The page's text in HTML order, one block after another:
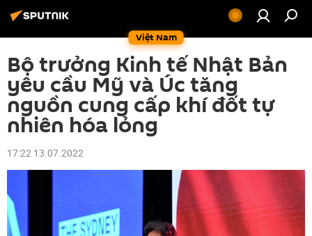
Việt Nam
Bộ trưởng Kinh tế Nhật Bản
yêu cầu Mỹ và Úc tăng
nguồn cung cấp khí đốt tự
nhiên hóa lỏng
17:22 13.07.2022